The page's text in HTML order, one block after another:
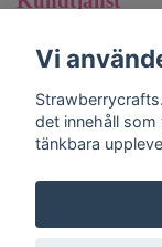
Läs mer
Sociala medier
Vi
det innehåll
tänkbara